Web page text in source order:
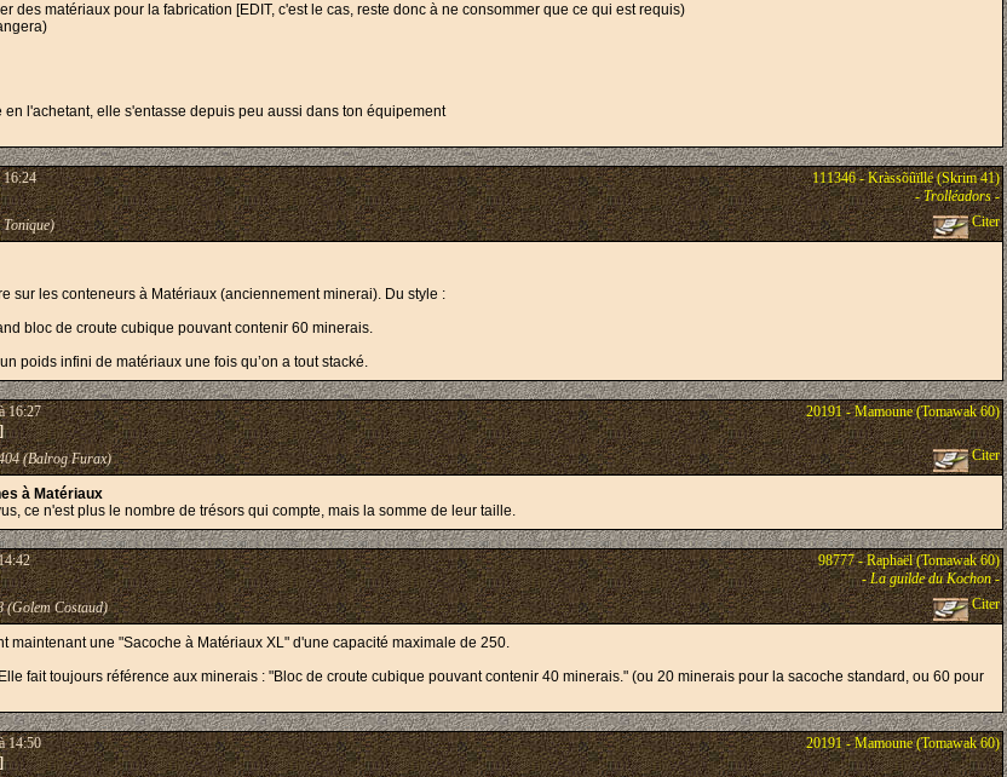
des matériaux pour la fabrication [EDIT, c'est le cas, reste donc à ne consommer que ce qui est requis)
l'achetant, elle s'entasse depuis peu aussi dans ton équipement
111346 - Kràssõûïllé (Skrim 41)
-Trolléadors-
Citer
sur les conteneurs à Matériaux (anciennement minerai). Du style :
bloc de croute cubique pouvant contenir 60 minerais.
poids infini de matériaux une fois qu’on a tout stacké.
16:27 20191 - Mamoune (Tomawak 60)
(Balrog Furax) Citer
à Matériaux
ce n'est plus le nombre de trésors qui compte, mais la somme de leur taille.
98777 - Raphaël (Tomawak 60)
-La guilde du Kochon-
(Golem Costaud) Citer
maintenant une "Sacoche à Matériaux XL" d'une capacité maximale de 250.
fait toujours référence aux minerais : "Bloc de croute cubique pouvant contenir 40 minerais." (ou 20 minerais pour la sacoche standard, ou 60 pour
14:50 20191 - Mamoune (Tomawak 60)